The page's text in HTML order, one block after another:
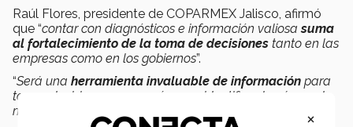
Raúl Flores, presidente de COPARMEX Jalisco, afirmó
que “contar con diagnósticos e información valiosasuma
al fortalecimiento de la toma de decisiones tanto en las
empresas como en los gobiernos”.
“Será una herramienta invaluable de información para
tomar decisiones y una guía para identificar las áreas de
mejora que garanticen este derecho
×